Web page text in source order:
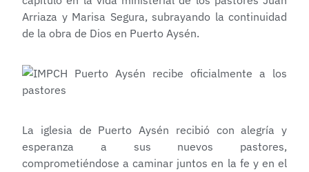
Arriaza y Marisa Segura, subrayando la continuidad
de la obra de Dios en Puerto Aysén.
La iglesia de Puerto Aysén recibió con alegría y
esperanza a sus nuevos pastores,
comprometiéndose a caminar juntos en la fe y en el